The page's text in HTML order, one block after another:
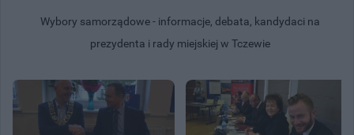
Wybory samorządowe - informacje, debata, kandydaci na
prezydenta i rady miejskiej w Tczewie